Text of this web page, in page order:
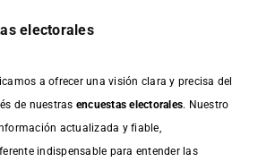
electorales
a ofrecer una visión clara y precisa del
de nuestras encuestas electorales. Nuestro
actualizada y fiable,
indispensable para entender las